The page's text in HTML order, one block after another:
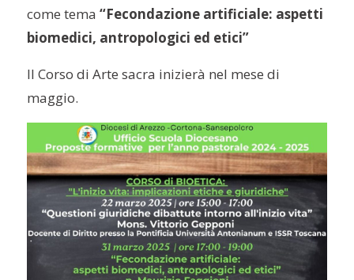
come tema“Fecondazione artificiale: aspetti
biomedici, antropologici ed etici”
Il Corso di Arte sacra inizierà nel mese di
maggio.